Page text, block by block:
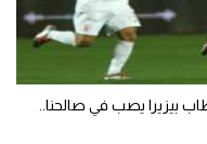
بيزيرا يصب في صالحنا..